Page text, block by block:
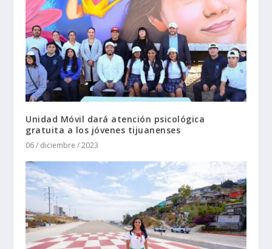
Unidad Móvil dará atención psicológica
gratuita a los jóvenes tijuanenses
06 / diciembre / 2023